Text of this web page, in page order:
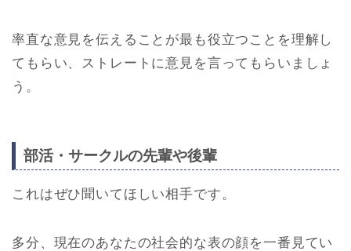
率直な意見を伝えることが最も役立つことを理解し
てもらい、ストレートに意見を言ってもらいましょ
う。
部活・サークルの先輩や後輩
これはぜひ聞いてほしい相手です。
多分、現在のあなたの社会的な表の顔を一番見てい